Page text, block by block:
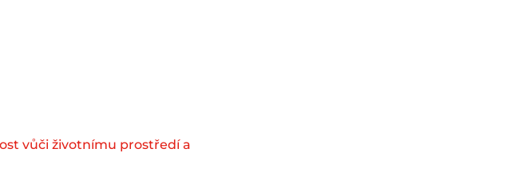
vůči životnímu prostředí a